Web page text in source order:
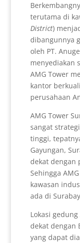
terutama di
District)
dibangunnya
oleh PT.
menyediakan
AMG Tower
kantor
perusahaan
AMG Tower
sangat
tinggi,
Gayungan,
dekat dengan
Sehingga
kawasan
ada di
Lokasi
dekat dengan
yang dapat